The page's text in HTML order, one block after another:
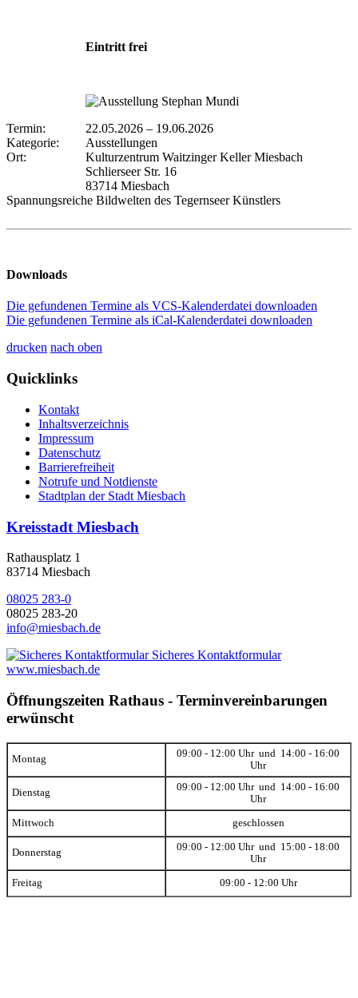
Eintritt frei
Termin: 22.05.2026 – 19.06.2026
Kategorie:
Ausstellungen
Ort:
Kulturzentrum Waitzinger Keller Miesbach
Schlierseer Str. 16
83714 Miesbach
Spannungsreiche Bildwelten des Tegernseer Künstlers
Downloads
Die gefundenen Termine als VCS-Kalenderdatei downloaden
Die gefundenen Termine als iCal-Kalenderdatei downloaden
drucken nach oben
Quicklinks
Kontakt
Inhaltsverzeichnis
Impressum
Datenschutz
Barrierefreiheit
Notrufe und Notdienste
Stadtplan der Stadt Miesbach
Kreisstadt Miesbach
Rathausplatz 1
83714 Miesbach
08025 283-0
08025 283-20
info@miesbach.de
Sicheres Kontaktformular
www.miesbach.de
Öffnungszeiten Rathaus - Terminvereinbarungen
erwünscht
Montag
09:00 - 12:00 Uhr und 14:00 - 16:00
Uhr
Dienstag
09:00 - 12:00 Uhr und 14:00 - 16:00
Uhr
Mittwoch geschlossen
Donnerstag
09:00 - 12:00 Uhr und 15:00 - 18:00
Uhr
Freitag 09:00 - 12:00 Uhr